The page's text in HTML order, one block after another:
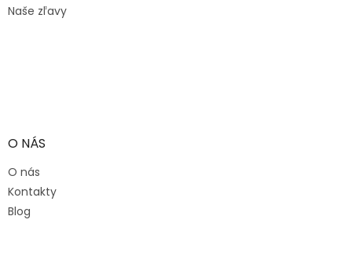
Naše zľavy
O NÁS
O nás
Kontakty
Blog